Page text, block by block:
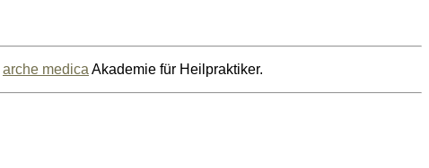
arche medica Akademie für Heilpraktiker.